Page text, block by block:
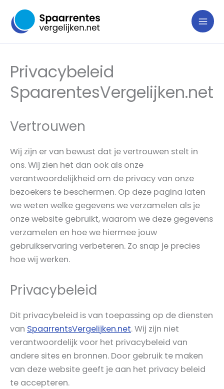
naar
inhoud
Privacybeleid
SpaarentesVergelijken.net
Vertrouwen
Wij zijn er van bewust dat je vertrouwen stelt in
ons. Wij zien het dan ook als onze
verantwoordelijkheid om de privacy van onze
bezoekers te beschermen. Op deze pagina laten
we weten welke gegevens we verzamelen als je
onze website gebruikt, waarom we deze gegevens
verzamelen en hoe we hiermee jouw
gebruikservaring verbeteren. Zo snap je precies
hoe wij werken.
Privacybeleid
Dit privacybeleid is van toepassing op de diensten
van SpaarrentsVergelijken.net. Wij zijn niet
verantwoordelijk voor het privacybeleid van
andere sites en bronnen. Door gebruik te maken
van deze website geeft je aan het privacy beleid
te accepteren.